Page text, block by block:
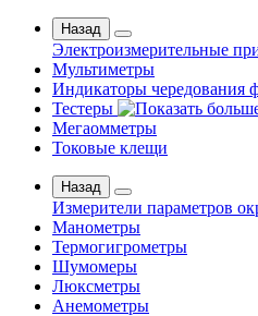
Назад
Электроизмерительные
Мультиметры
Индикаторы чередования
Тестеры
Мегаомметры
Токовые клещи
Назад
Измерители параметров
Манометры
Термогигрометры
Шумомеры
Люксметры
Анемометры